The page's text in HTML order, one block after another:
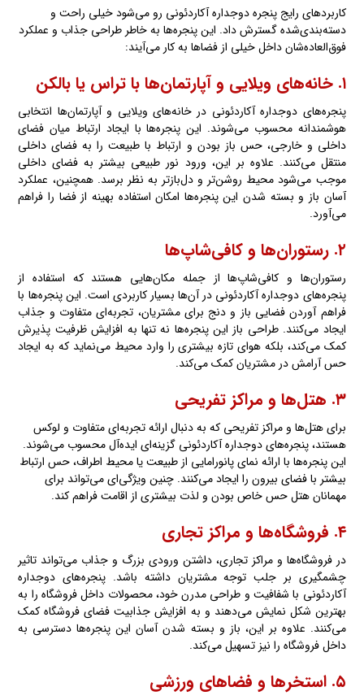
کاربردهای رایج پنجره دوجداره آکاردئونی رو می‌شود خیلی راحت و
دسته‌بندی‌شده گسترش داد. این پنجره‌ها به خاطر طراحی جذاب و عملکرد
فوق‌العاده‌شان داخل خیلی از فضاها به کار می‌آیند:
۱. خانه‌های ویلایی و آپارتمان‌ها با تراس یا بالکن
پنجره‌های دوجداره آکاردئونی در خانه‌های ویلایی و آپارتمان‌ها انتخابی
هوشمندانه محسوب می‌شوند. این پنجره‌ها با ایجاد ارتباط میان فضای
داخلی و خارجی، حس باز بودن و ارتباط با طبیعت را به فضای داخلی
منتقل می‌کنند. علاوه بر این، ورود نور طبیعی بیشتر به فضای داخلی
موجب می‌شود محیط روشن‌تر و دل‌بازتر به نظر برسد. همچنین، عملکرد
آسان باز و بسته‌ شدن این پنجره‌ها امکان استفاده بهینه از فضا را فراهم
می‌آورد.
۲. رستوران‌ها و کافی‌شاپ‌ها
رستوران‌ها و کافی‌شاپ‌ها از جمله مکان‌هایی هستند که استفاده از
پنجره‌های دوجداره آکاردئونی در آن‌ها بسیار کاربردی است. این پنجره‌ها با
فراهم آوردن فضایی باز و دنج برای مشتریان، تجربه‌ای متفاوت و جذاب
ایجاد می‌کنند. طراحی باز این پنجره‌ها نه تنها به افزایش ظرفیت پذیرش
کمک می‌کند، بلکه هوای تازه بیشتری را وارد محیط می‌نماید که به ایجاد
حس آرامش در مشتریان کمک می‌کند.
۳. هتل‌ها و مراکز تفریحی
برای هتل‌ها و مراکز تفریحی که به دنبال ارائه تجربه‌ای متفاوت و لوکس
هستند، پنجره‌های دوجداره آکاردئونی گزینه‌ای ایده‌آل محسوب می‌شوند.
این پنجره‌ها با ارائه نمای پانورامایی از طبیعت یا محیط اطراف، حس ارتباط
بیشتر با فضای بیرون را ایجاد می‌کنند. چنین ویژگی‌ای می‌تواند برای
مهمانان هتل حس خاص بودن و لذت بیشتری از اقامت فراهم کند.
۴. فروشگاه‌ها و مراکز تجاری
در فروشگاه‌ها و مراکز تجاری، داشتن ورودی بزرگ و جذاب می‌تواند تاثیر
چشمگیری بر جلب توجه مشتریان داشته باشد. پنجره‌های دوجداره
آکاردئونی با شفافیت و طراحی مدرن خود، محصولات داخل فروشگاه را به
بهترین شکل نمایش می‌دهند و به افزایش جذابیت فضای فروشگاه کمک
می‌کنند. علاوه بر این، باز و بسته شدن آسان این پنجره‌ها دسترسی به
داخل فروشگاه را نیز تسهیل می‌کند.
۵. استخرها و فضاهای ورزشی